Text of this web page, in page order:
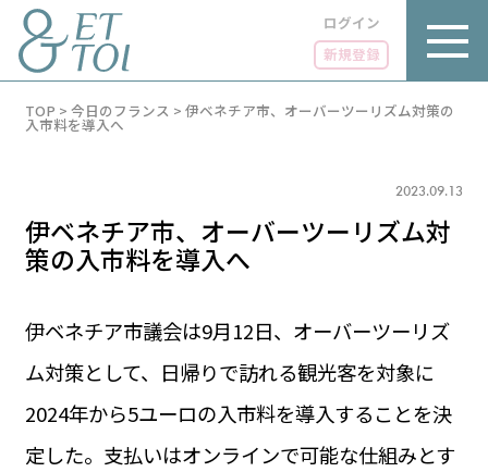
ログイン
新規登録
LUXE
グルメ
LIFE STYLE
PARIS 14℃ / 12℃
FR 06:58 ／ JP 13:58
1€＝182.37円
お問い合わせ
TOP > 今日のフランス > 伊ベネチア市、オーバーツーリズム対策の
入市料を導入へ
2023.09.13
伊ベネチア市、オーバーツーリズム対
策の入市料を導入へ
伊ベネチア市議会は9月12日、オーバーツーリズ
ム対策として、日帰りで訪れる観光客を対象に
2024年から5ユーロの入市料を導入することを決
定した。支払いはオンラインで可能な仕組みとす